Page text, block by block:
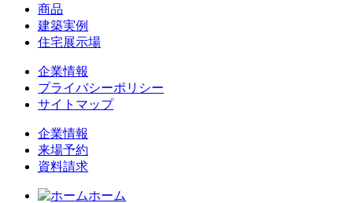
商品
建築実例
住宅展示場
企業情報
プライバシーポリシー
サイトマップ
企業情報
来場予約
資料請求
ホーム